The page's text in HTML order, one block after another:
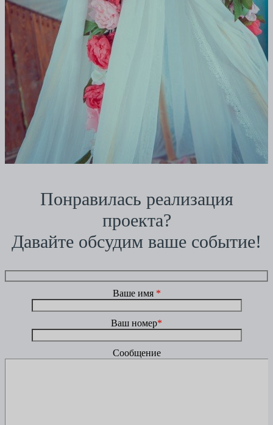
Понравилась реализация
проекта?
Давайте обсудим ваше событие!
Ваше имя *
Ваш номер*
Сообщение